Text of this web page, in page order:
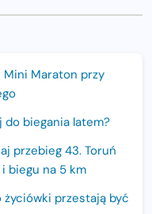
Mini Maraton przy
biegania latem?
przebieg 43. Toruń
i biegu na 5 km
życiówki przestają być